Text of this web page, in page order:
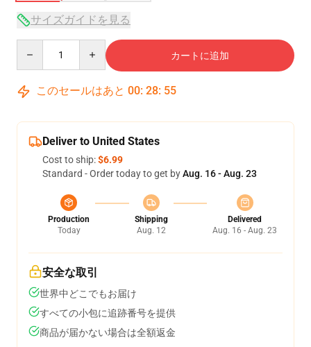
サイズガイドを見る
カートに追加
このセールはあと 00: 28: 54
Deliver to United States
Cost to ship:$6.99
Standard - Order today to get byAug. 16 - Aug. 23
Production
Today
Shipping
Aug. 12
Delivered
Aug. 16 - Aug. 23
安全な取引
世界中どこでもお届け
すべての小包に追跡番号を提供
商品が届かない場合は全額返金